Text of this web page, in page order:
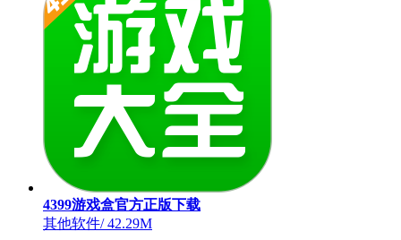
4399游戏盒官方正版下载
其他软件/42.29M